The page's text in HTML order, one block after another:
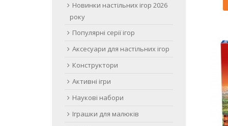
Новинки настільних ігор 2026
року
Популярні серії ігор
Аксесуари для настільних ігор
Конструктори
Активні ігри
Наукові набори
Іграшки для малюків